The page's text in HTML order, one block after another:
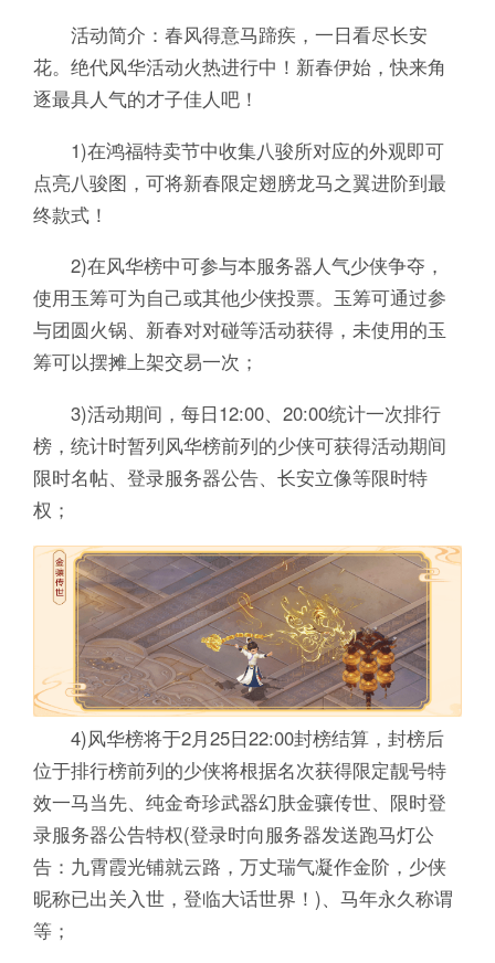
活动简介：春风得意马蹄疾，一日看尽长安
花。绝代风华活动火热进行中！新春伊始，快来角
逐最具人气的才子佳人吧！
1)在鸿福特卖节中收集八骏所对应的外观即可
点亮八骏图，可将新春限定翅膀龙马之翼进阶到最
终款式！
2)在风华榜中可参与本服务器人气少侠争夺，
使用玉筹可为自己或其他少侠投票。玉筹可通过参
与团圆火锅、新春对对碰等活动获得，未使用的玉
筹可以摆摊上架交易一次；
3)活动期间，每日12:00、20:00统计一次排行
榜，统计时暂列风华榜前列的少侠可获得活动期间
限时名帖、登录服务器公告、长安立像等限时特
权；
4)风华榜将于2月25日22:00封榜结算，封榜后
位于排行榜前列的少侠将根据名次获得限定靓号特
效一马当先、纯金奇珍武器幻肤金骧传世、限时登
录服务器公告特权(登录时向服务器发送跑马灯公
告：九霄霞光铺就云路，万丈瑞气凝作金阶，少侠
昵称已出关入世，登临大话世界！)、马年永久称谓
等；